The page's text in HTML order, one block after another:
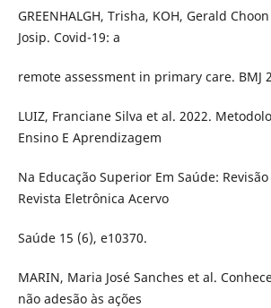
GREENHALGH, Trisha, KOH, Gerald
Josip. Covid-19: a
remote assessment in primary care. BMJ
LUIZ, Franciane Silva et al. 2022.
Ensino E Aprendizagem
Na Educação Superior Em Saúde:
Revista Eletrônica Acervo
Saúde 15 (6), e10370.
MARIN, Maria José Sanches et al.
não adesão às ações